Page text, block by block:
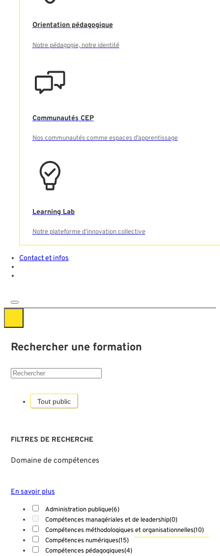
Orientation pédagogique
Notre pédagogie, notre identité
Communautés CEP
Nos communautés comme espaces d’apprentissage
Learning Lab
Notre plateforme d’innovation collective
Contact et infos
Rechercher une formation
Tout public
FILTRES DE RECHERCHE
Domaine de compétences
En savoir plus
Administration publique(6)
Compétences managériales et de leadership(0)
Compétences méthodologiques et organisationnelles(10)
Compétences numériques(15)
Compétences pédagogiques(4)